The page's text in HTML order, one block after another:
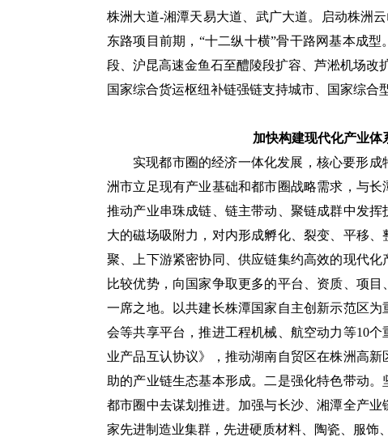
株洲大道-湘潭天易大道、武广大道。启动株洲
东路项目前期，“十二纵十横”骨干路网基本成
段、沪昆高速金鱼石至醴陵段扩容、芦淞机场改
国家综合货运枢纽补链强链支持城市、国家综合
加快构建现代化产业体
实现都市圈的经济一体化发展，核心要形
洲市立足现有产业基础和都市圈战略需求，与
推动产业串珠成链、链主带动、聚链成群中发
大的磁场吸附力，对内形成孵化、裂变、平移
聚、上下游紧密协同、供应链集约高效的现代
比较优势，向国家争取更多的平台、资质、项
一席之地。以共建长株潭国家自主创新示范区
会等共享平台，推进工程机械、航空动力等10
业产品互认协议》，推动湖南自贸区在株洲高
助的产业链生态基本形成。二是强化特色带动
都市圈中去谋划推进。加强与长沙、湘潭全产
家先进制造业集群，先进硬质材料、陶瓷、服饰